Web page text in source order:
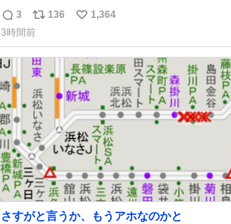
て 「コーヒー苦手な人コーヒー飲まない
よ！」て叫び続けてる子供いて吹き出しそうw
お母さんお疲れ様です。
返
信
数
3
リ
ポ
ス
ト
数
136
い
ね
数
1,364
3時間前
さすがと言うか、もうアホなのかと